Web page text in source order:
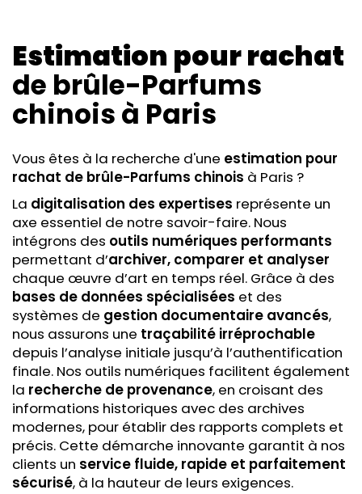
Estimation pour rachat
de brûle-Parfums
chinoisà Paris
Vous êtes à la recherche d'une estimation pour
rachat de brûle-Parfums chinois à Paris ?
La digitalisation des expertises représente un
axe essentiel de notre savoir-faire. Nous
intégrons des outils numériques performants
permettant d’archiver, comparer et analyser
chaque œuvre d’art en temps réel. Grâce à des
bases de données spécialisées et des
systèmes de gestion documentaire avancés,
nous assurons une traçabilité irréprochable
depuis l’analyse initiale jusqu’à l’authentification
finale. Nos outils numériques facilitent également
la recherche de provenance, en croisant des
informations historiques avec des archives
modernes, pour établir des rapports complets et
précis. Cette démarche innovante garantit à nos
clients un service fluide, rapide et parfaitement
sécurisé, à la hauteur de leurs exigences.